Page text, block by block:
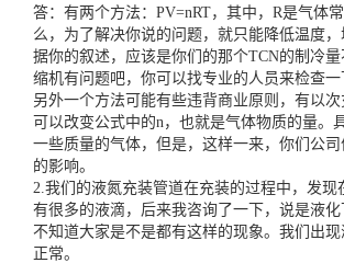
答：有两个方法：PV=nRT，其中，R是气体
么，为了解决你说的问题，就只能降低温度
据你的叙述，应该是你们的那个TCN的制冷
缩机有问题吧，你可以找专业的人员来检查一
另外一个方法可能有些违背商业原则，有以
可以改变公式中的n，也就是气体物质的量。
一些质量的气体，但是，这样一来，你们公
的影响。
2.我们的液氮充装管道在充装的过程中，发现
有很多的液滴，后来我咨询了一下，说是液
不知道大家是不是都有这样的现象。我们出
正常。